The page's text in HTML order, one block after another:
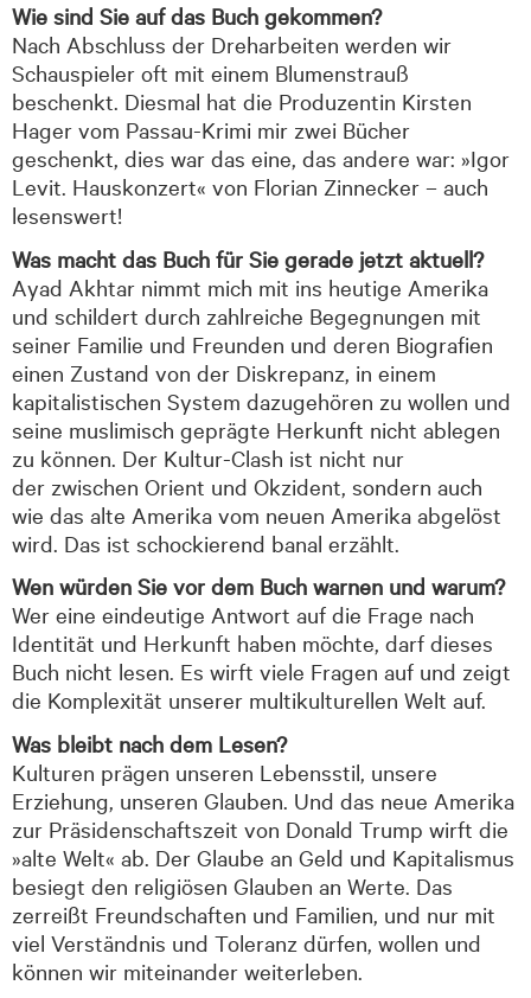
Wie sind Sie auf das Buch gekommen?
Nach Abschluss der Dreharbeiten werden wir
Schauspieler oft mit einem Blumenstrauß
beschenkt. Diesmal hat die Produzentin Kirsten
Hager vom Passau-Krimi mir zwei Bücher
geschenkt, dies war das eine, das andere war: »Igor
Levit. Hauskonzert« von Florian Zinnecker – auch
lesenswert!
Was macht das Buch für Sie gerade jetzt aktuell?
Ayad Akhtar nimmt mich mit ins heutige Amerika
und schildert durch zahlreiche Begegnungen mit
seiner Familie und Freunden und deren Biografien
einen Zustand von der Diskrepanz, in einem
kapitalistischen System dazugehören zu wollen und
seine muslimisch geprägte Herkunft nicht ablegen
zu können. Der Kultur-Clash ist nicht nur
der zwischen Orient und Okzident, sondern auch
wie das alte Amerika vom neuen Amerika abgelöst
wird. Das ist schockierend banal erzählt.
Wen würden Sie vor dem Buch warnen und warum?
Wer eine eindeutige Antwort auf die Frage nach
Identität und Herkunft haben möchte, darf dieses
Buch nicht lesen. Es wirft viele Fragen auf und zeigt
die Komplexität unserer multikulturellen Welt auf.
Was bleibt nach dem Lesen?
Kulturen prägen unseren Lebensstil, unsere
Erziehung, unseren Glauben. Und das neue Amerika
zur Präsidenschaftszeit von Donald Trump wirft die
»alte Welt« ab. Der Glaube an Geld und Kapitalismus
besiegt den religiösen Glauben an Werte. Das
zerreißt Freundschaften und Familien, und nur mit
viel Verständnis und Toleranz dürfen, wollen und
können wir miteinander weiterleben.